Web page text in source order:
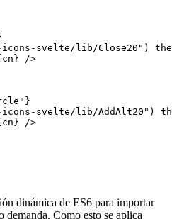
link"}
svelte/lib/
/>
svelte/lib/Close20")
/>
svelte/lib/AddAlt20")
/>